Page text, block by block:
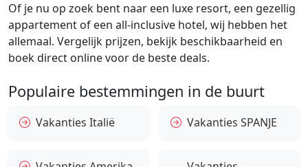
Of je nu op zoek bent naar een luxe resort, een gezellig
appartement of een all-inclusive hotel, wij hebben het
allemaal. Vergelijk prijzen, bekijk beschikbaarheid en
boek direct online voor de beste deals.
Populaire bestemmingen in de buurt
Vakanties Italië Vakanties SPANJE